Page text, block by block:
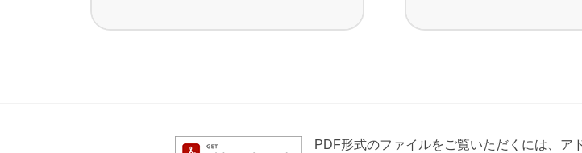
PDF形式のファイルをご覧いただくには、